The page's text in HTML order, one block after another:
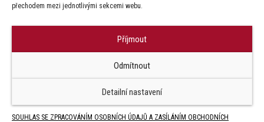
přechodem mezi jednotlivými sekcemi webu.
Příjmout
Odmítnout
Detailní nastavení
SOUHLAS SE ZPRACOVÁNÍM OSOBNÍCH ÚDAJŮ A ZASÍLÁNÍM OBCHODNÍCH
Factory s.r.o. zapovězeno.